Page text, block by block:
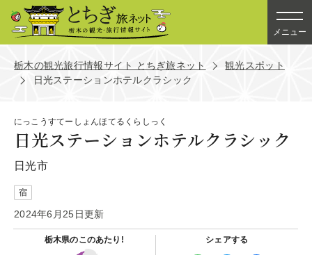
メニュー
栃木の観光旅行情報サイト とちぎ旅ネット
観光スポット
日光ステーションホテルクラシック
にっこうすてーしょんほてるくらしっく
日光ステーションホテルクラシック
日光市
宿
2024年6月25日更新
栃木県のこのあたり! シェアする